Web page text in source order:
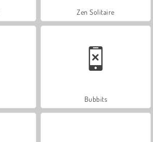
Zen Solitaire
Bubbits